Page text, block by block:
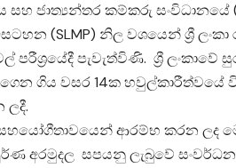
සහ ජාත්‍යන්තර කම්කරු
(SLMP) නිල වශයෙන් ශ්‍රී ලංකා
පැවැත්විණි. ශ්‍රී ලංකාවේ
ගිය වසර 14ක හවුල්කාරීත්වයේ
සහයෝගීතාවයෙන් ආරම්භ කරන ලද
අරමුදල සපයනු ලැබුවේ